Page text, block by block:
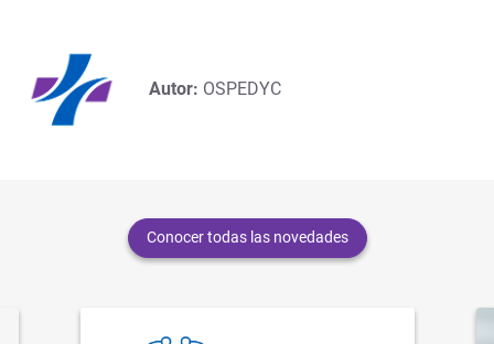
Autor: OSPEDYC
Conocer todas las novedades